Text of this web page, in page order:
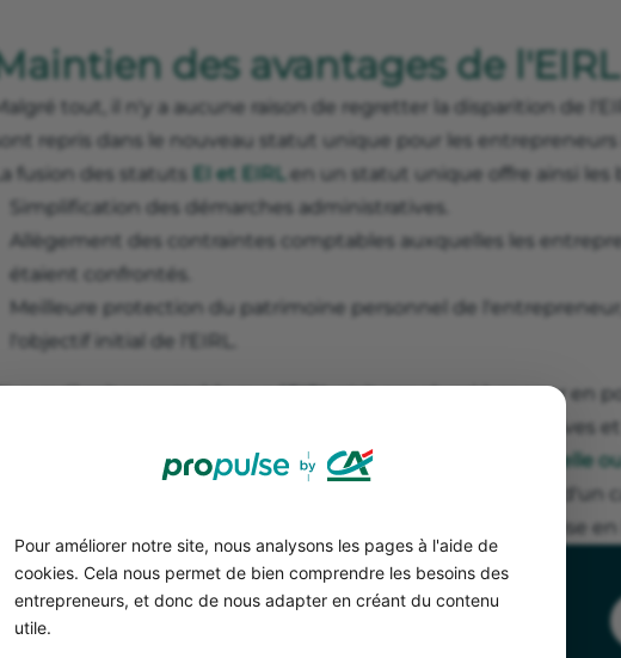
Pour améliorer notre site, nous analysons les pages à l'aide de
cookies. Cela nous permet de bien comprendre les besoins des
entrepreneurs, et donc de nous adapter en créant du contenu
utile.
des avantages de l'EIRL
tout, il n'y a aucune raison de regretter la disparition de
repris dans le nouveau statut unique pour les entrepreneurs
fusion des statuts EI et EIRL en un statut unique offre ainsi les
Simplification des démarches administratives.
Allègement des contraintes comptables auxquelles les
étaient confrontés.
Meilleure protection du patrimoine personnel de
l'objectif initial de l'EIRL.
qu'il soit regrettable que l'EIRL n'ait pas réussi à gagner en
vers un statut unique offre de nouvelles perspectives
envisageant de se lancer dans une
entreprise individuelle
auront désormais la possibilité de bénéficier d'un
adapté à leurs besoins, favorisant ainsi l'esprit d'entreprise en
Propulse by CA, votre compte pro
100 % en ligne